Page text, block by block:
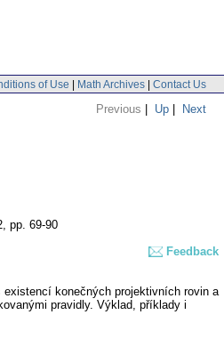
of Use | Math Archives | Contact Us
Previous | Up | Next
, pp. 69-90
Feedback
konečných projektivních rovin a
pravidly. Výklad, příklady i